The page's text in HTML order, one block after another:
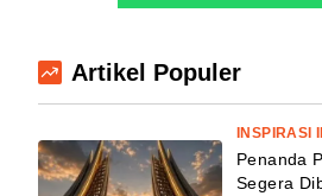
Artikel Populer
Penanda
Segera